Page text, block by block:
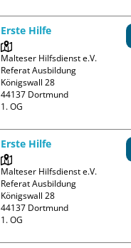
Erste Hilfe
Malteser Hilfsdienst e.V.
Referat Ausbildung
Königswall 28
44137 Dortmund
1. OG
Erste Hilfe
Malteser Hilfsdienst e.V.
Referat Ausbildung
Königswall 28
44137 Dortmund
1. OG